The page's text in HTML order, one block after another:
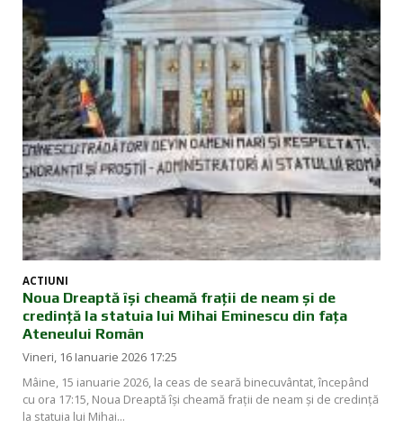
ACTIUNI
Noua Dreaptă își cheamă frații de neam și de
credință la statuia lui Mihai Eminescu din fața
Ateneului Român
Vineri, 16 Ianuarie 2026 17:25
Mâine, 15 ianuarie 2026, la ceas de seară binecuvântat, începând
cu ora 17:15, Noua Dreaptă își cheamă frații de neam și de credință
la statuia lui Mihai...